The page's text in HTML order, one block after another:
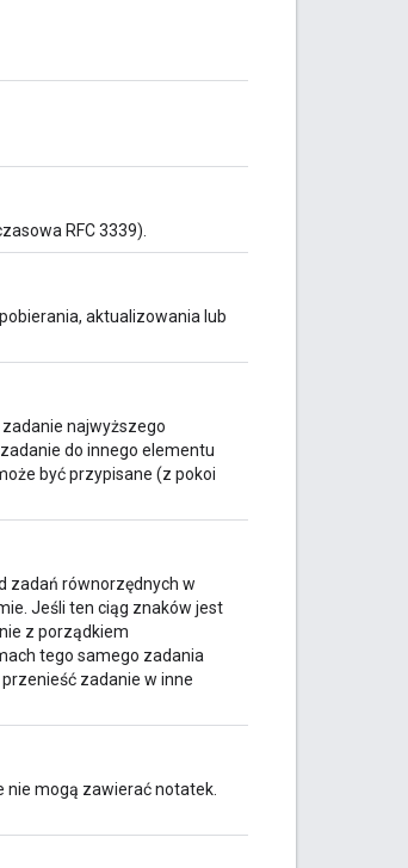
RFC 3339).
aktualizowania lub
najwyższego
do innego elementu
być przypisane (z pokoi
zadań równorzędnych w
Jeśli ten ciąg znaków jest
z porządkiem
tego samego zadania
zadanie w inne
nie mogą zawierać notatek.